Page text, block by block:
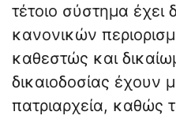
τέτοιο σύστημα
κανονικών
καθεστώς και
δικαιοδοσίας έχουν
πατριαρχεία, καθώς